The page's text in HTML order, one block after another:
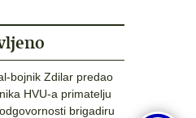
bojnik Zdilar predao
HVU-a primatelju
brigadiru